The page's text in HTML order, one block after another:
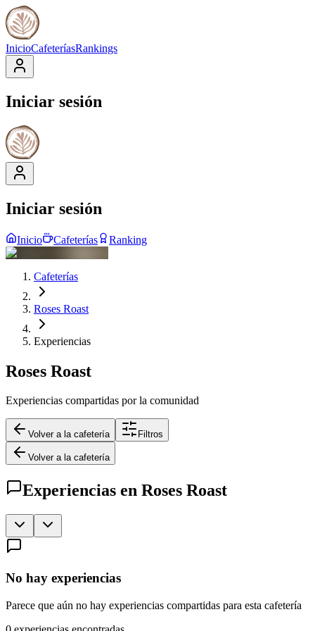
InicioCafeteríasRankings
Iniciar sesión
Iniciar sesión
Inicio Cafeterías Ranking
Cafeterías
Roses Roast
Experiencias
Roses Roast
Experiencias compartidas por la comunidad
Volver a la cafetería Filtros
Volver a la cafetería
Experiencias en Roses Roast
No hay experiencias
Parece que aún no hay experiencias compartidas para esta cafetería